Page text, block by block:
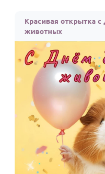
Открытки
Стихи и тексты
ПРАЗДНИКИ
С Днем рождения
Юбилей
Свадьба
Годовщина свадьбы
Календарь праздников
КОМУ
ОТЗЫВЫ
Красивая открытка
животных